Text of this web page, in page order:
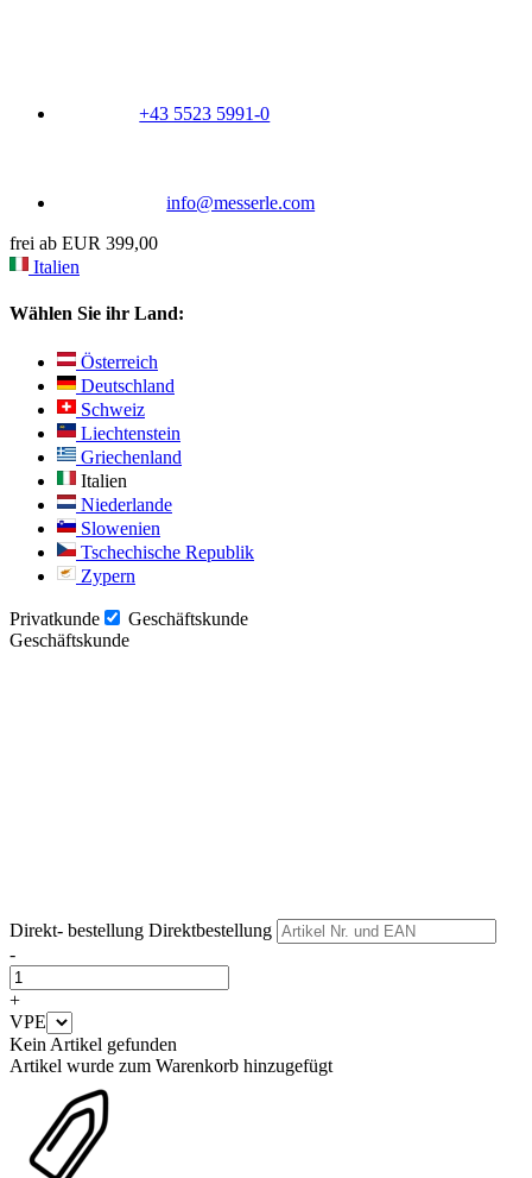
+43 5523 5991-0
info@messerle.com
frei ab EUR 399,00
Italien
Wählen Sie ihr Land:
Österreich
Deutschland
Schweiz
Liechtenstein
Griechenland
Italien
Niederlande
Slowenien
Tschechische Republik
Zypern
Privatkunde
Geschäftskunde
Geschäftskunde
Direkt- bestellung Direktbestellung
-
+
VPE
Kein Artikel gefunden
Artikel wurde zum Warenkorb hinzugefügt